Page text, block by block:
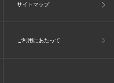
サイトマップ
ご利用にあたって